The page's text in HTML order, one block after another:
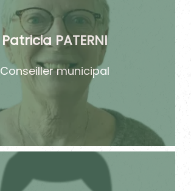
Patricia PATERNI
Conseiller municipal